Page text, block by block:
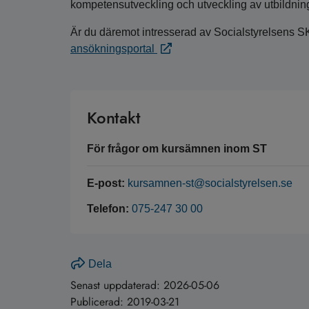
kompetensutveckling och utveckling av
Är du däremot intresserad av Socialstyrelsens
ansökningsportal
Kontakt
För frågor om kursämnen inom ST
E-post: kursamnen-st@socialstyrelsen.se
Telefon: 075-247 30 00
Dela
Senast uppdaterad: 2026-05-06
Publicerad: 2019-03-21